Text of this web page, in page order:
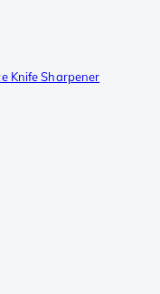
Knife Sharpener